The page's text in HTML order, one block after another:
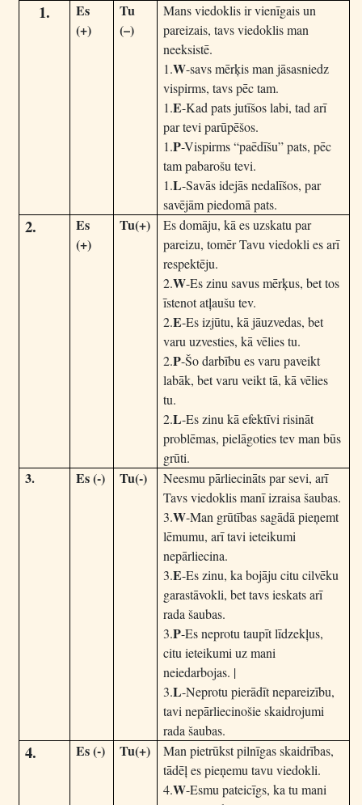
1.
Es
(+)
Tu
(–)
Mansviedoklis ir vienīgais un
pareizais, tavs viedoklis man
neeksistē.
1.W-savs mērķis man jāsasniedz
vispirms, tavs pēc tam.
1.E-Kad pats jutīšos labi, tad arī
par tevi parūpēšos.
1.P-Vispirms “paēdīšu” pats, pēc
tam pabarošu tevi.
1.L-Savās idejās nedalīšos, par
savējām piedomā pats.
2.
Es
(+)
Tu(+)
Es domāju, kā es uzskatu par
pareizu, tomēr Tavu viedokli es arī
respektēju.
2.W-Es zinu savus mērķus, bet tos
īstenot atļaušu tev.
2.E-Es izjūtu, kā jāuzvedas, bet
varu uzvesties, kā vēlies tu.
2.P-Šo darbību es varu paveikt
labāk, bet varu veikt tā, kā vēlies
tu.
2.L-Es zinu kā efektīvi risināt
problēmas, pielāgoties tev man būs
grūti.
3. Es (-) Tu(-)
Neesmu pārliecināts par sevi, arī
Tavs viedoklis manī izraisa šaubas.
3.W-Man grūtības sagādā pieņemt
lēmumu, arī tavi ieteikumi
nepārliecina.
3.E-Es zinu, ka bojāju citu cilvēku
garastāvokli, bet tavs ieskats arī
rada šaubas.
3.P-Es neprotu taupīt līdzekļus,
citu ieteikumi uz mani
neiedarbojas. |
3.L-Neprotu pierādīt nepareizību,
tavi nepārliecinošie skaidrojumi
rada šaubas.
4. Es (-) Tu(+)
Man pietrūkst pilnīgas skaidrības,
tādēļ es pieņemu tavu viedokli.
4.W-Esmu pateicīgs, ka tu mani